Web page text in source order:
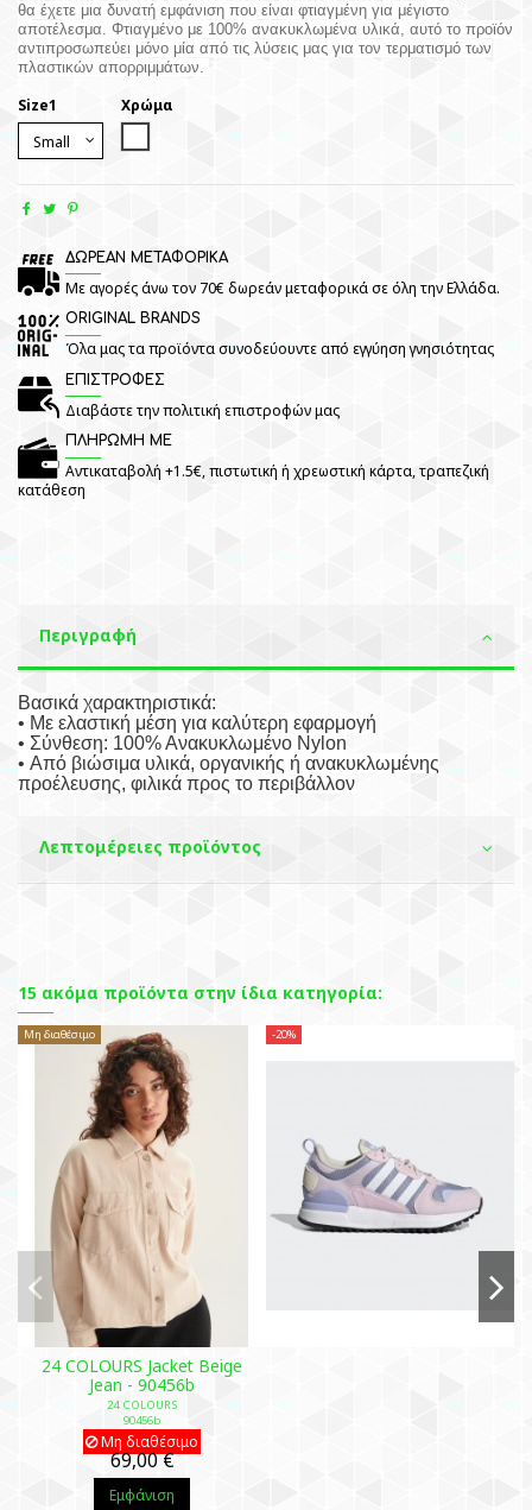
θα έχετε μια δυνατή εμφάνιση που είναι φτιαγμένη για μέγιστο
αποτέλεσμα. Φτιαγμένο με 100% ανακυκλωμένα υλικά, αυτό το προϊόν
αντιπροσωπεύει μόνο μία από τις λύσεις μας για τον τερματισμό των
πλαστικών απορριμμάτων.
Size1
Χρώμα
ΔΩΡΕΑΝ ΜΕΤΑΦΟΡΙΚΑ
Με αγορές άνω τον 70€ δωρεάν μεταφορικά σε όλη την Ελλάδα.
ORIGINAL BRANDS
Όλα μας τα προϊόντα συνοδεύουντε από εγγύηση γνησιότητας
ΕΠΙΣΤΡΟΦΕΣ
Διαβάστε την πολιτική επιστροφών μας
ΠΛΗΡΩΜΗ ΜΕ
Αντικαταβολή +1.5€, πιστωτική ή χρεωστική κάρτα, τραπεζική
κατάθεση
Περιγραφή
Βασικά χαρακτηριστικά:
• Με ελαστική μέση για καλύτερη εφαρμογή
• Σύνθεση: 100% Ανακυκλωμένο Nylon
• Από βιώσιμα υλικά, οργανικής ή ανακυκλωμένης
προέλευσης, φιλικά προς το περιβάλλον
Λεπτομέρειες προϊόντος
15 ακόμα προϊόντα στην ίδια κατηγορία:
Μη διαθέσιμο
24 COLOURS Jacket Beige
Jean - 90456b
24 COLOURS
90456b
Μη διαθέσιμο
69,00 €
Εμφάνιση
-20%